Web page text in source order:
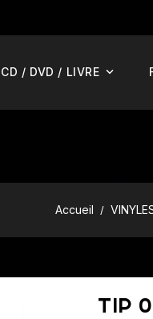
CD / DVD / LIVRE
Accueil
TIP